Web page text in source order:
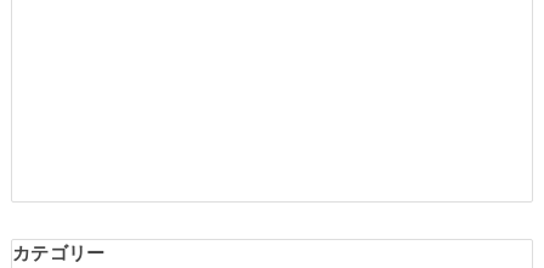
カテゴリー